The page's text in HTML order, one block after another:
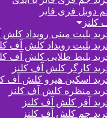
دوبل فری فایر
بلیت مینی رویداد کلش
بلیت رویداد کلش آف
بلیط طلایی کلش آف
کارگر کلش آف کلنز
اسکین هیرو کلش آف
منظره کلش آف کلنز
آفر کلش آف کلنز
جم کلش آف کلنز